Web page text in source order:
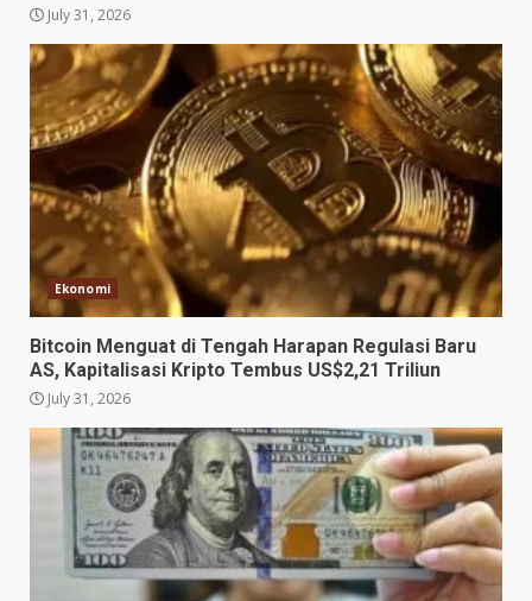
July 31, 2026
Ekonomi
Bitcoin Menguat di Tengah Harapan Regulasi Baru
AS, Kapitalisasi Kripto Tembus US$2,21 Triliun
July 31, 2026